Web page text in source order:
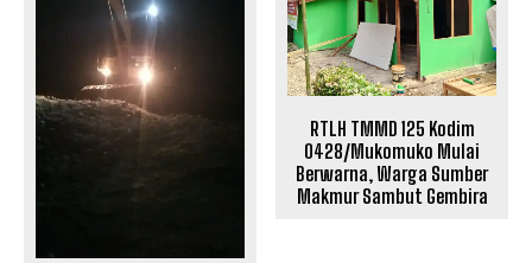
RTLH TMMD 125 Kodim
0428/Mukomuko Mulai
Berwarna, Warga Sumber
Makmur Sambut Gembira